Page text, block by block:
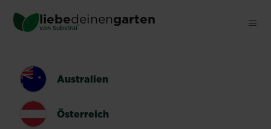
main
liebedeinengarten
von Substral ®
Australien
Österreich